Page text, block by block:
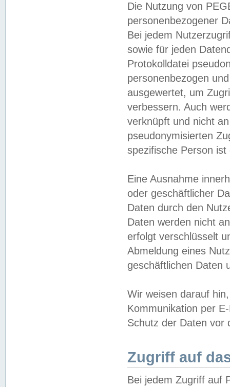
Die Nutzung von
personenbezogener
Bei jedem
sowie für jeden
Protokolldatei
personenbezogen
ausgewertet, um
verbessern. Auch
verknüpft und nicht
pseudonymisierten
spezifische Person
Eine Ausnahme
oder geschäftlicher
Daten durch den
Daten werden nicht
erfolgt verschlüsselt
Abmeldung eines
geschäftlichen Daten
Wir weisen darauf
Kommunikation per
Schutz der Daten vor
Zugriff auf
Bei jedem Zugriff auf